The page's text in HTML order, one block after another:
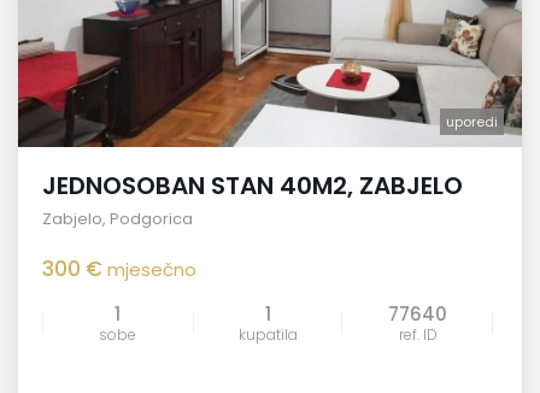
uporedi
JEDNOSOBAN STAN 40M2, ZABJELO
Zabjelo, Podgorica
300 €mjesečno
1
sobe
1
kupatila
77640
ref. ID